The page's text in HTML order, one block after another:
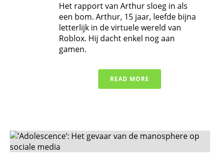
Het rapport van Arthur sloeg in als
een bom. Arthur, 15 jaar, leefde bijna
letterlijk in de virtuele wereld van
Roblox. Hij dacht enkel nog aan
gamen.
READ MORE